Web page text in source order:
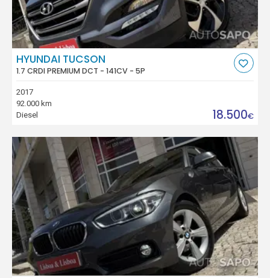
HYUNDAI TUCSON
1.7 CRDI PREMIUM DCT - 141CV - 5P
2017
92.000 km
Diesel
18.500€